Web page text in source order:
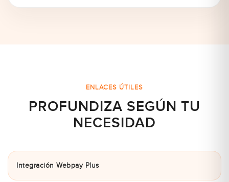
ENLACES ÚTILES
PROFUNDIZA SEGÚN TU
NECESIDAD
Integración Webpay Plus